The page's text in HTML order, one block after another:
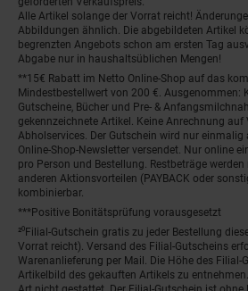
Alle Artikel solange der Vorrat reicht!
Abbildungen ähnlich. Die abgebildeten Artikel
begrenzten Angebots schon am ersten Tag
Abgabe nur in haushaltsüblichen Mengen!
**15€ Rabatt im Netto Online-Shop auf das
Mindestbestellwert von 200 €. Ausgenommen:
Gutscheine, Bücher und Pre- &
gekennzeichnete Artikel. Keine Anrechnung
Abholservices. Der Gutschein wird nur
Online-Shop-Newsletter versendet. Nur online
pro Person und Bestellung. Restbeträge
anderen Aktionsvorteilen (PAYBACK oder
kombinierbar.
***Positive Bonitätsprüfung vorausgesetzt
²⁰Filial-Gutschein gratis zu jeder Bestellung
Vorrat reicht). Versand des Filial-Gutscheins
Warenanlieferung per Mail. Die Höhe des Filial-
Artikelbild des gekauften Artikels zu